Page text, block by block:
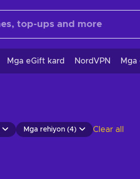
Mga eGift kard NordVPN
Mga rehiyon (4) Clear all